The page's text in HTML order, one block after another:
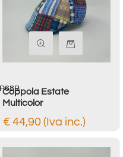
Quantità
P68B
Coppola Estate
Multicolor
€ 44,90 (Iva inc.)